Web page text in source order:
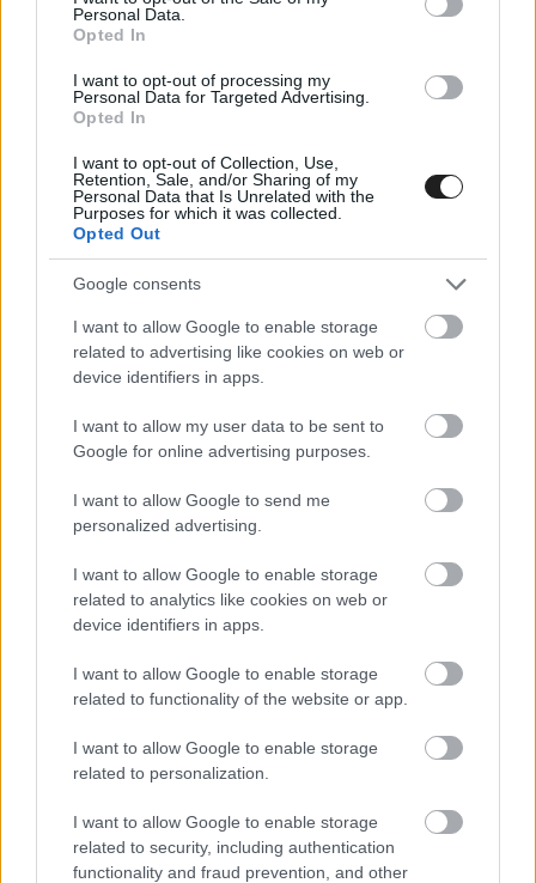
Personal Data.
Opted In
I want to opt-out of processing my
Personal Data for Targeted Advertising.
Opted In
I want to opt-out of Collection, Use,
Retention, Sale, and/or Sharing of my
Personal Data that Is Unrelated with the
Purposes for which it was collected.
Opted Out
Google consents
I want to allow Google to enable storage
related to advertising like cookies on web or
device identifiers in apps.
I want to allow my user data to be sent to
Google for online advertising purposes.
I want to allow Google to send me
personalized advertising.
I want to allow Google to enable storage
related to analytics like cookies on web or
device identifiers in apps.
I want to allow Google to enable storage
related to functionality of the website or app.
I want to allow Google to enable storage
related to personalization.
I want to allow Google to enable storage
related to security, including authentication
functionality and fraud prevention, and other
ÚT AZ F1-BE / 2025. MÁJ. 19.
Túl az 50-en – Molnár Martin
Silverstone-ban jubilált a Forma–4-
Molnár Martin az autósport egyik bölcsőjének számító
Silverstone-ban ért el mérföldkövet autóversenyzői
pályafutásában.